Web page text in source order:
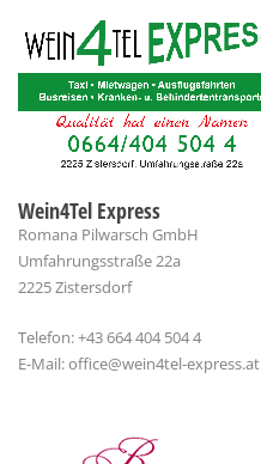
Wein4Tel Express
Romana Pilwarsch GmbH
Umfahrungsstraße 22a
2225 Zistersdorf
Telefon: +43 664 404 504 4
E-Mail: office@wein4tel-express.at